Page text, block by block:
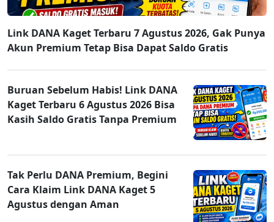
Link DANA Kaget Terbaru 7 Agustus 2026, Gak Punya
Akun Premium Tetap Bisa Dapat Saldo Gratis
Buruan Sebelum Habis! Link DANA
Kaget Terbaru 6 Agustus 2026 Bisa
Kasih Saldo Gratis Tanpa Premium
Tak Perlu DANA Premium, Begini
Cara Klaim Link DANA Kaget 5
Agustus dengan Aman